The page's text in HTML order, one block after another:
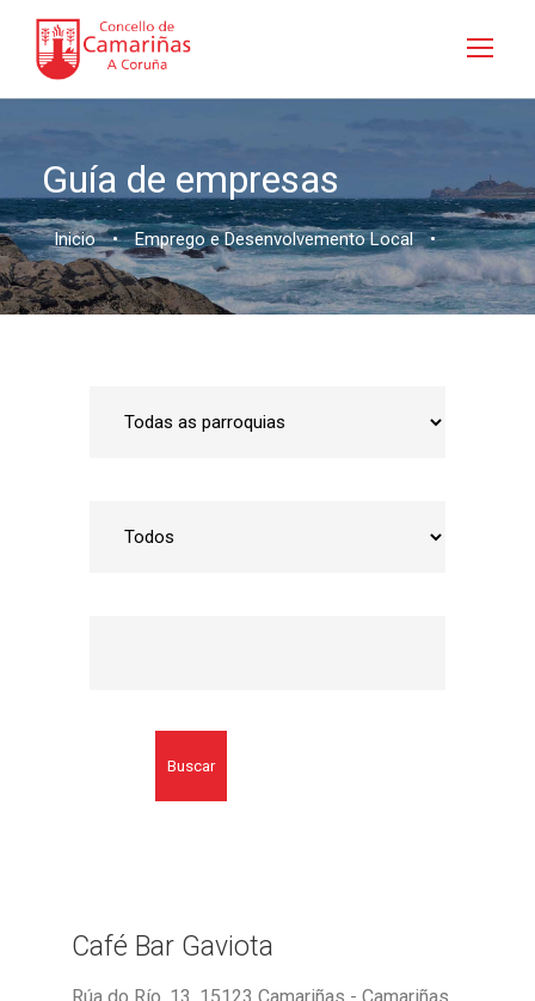
Guía de empresas
Inicio • Emprego e Desenvolvemento Local •
Buscar
Café Bar Gaviota